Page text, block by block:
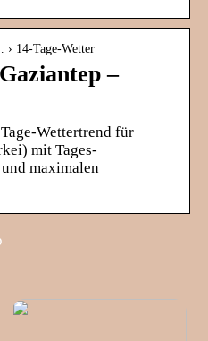
14-Tage-Wetter
–
Wettertrend für
mit Tages-
maximalen